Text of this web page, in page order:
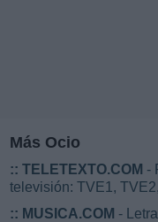
Más Ocio
:: TELETEXTO.COM -
televisión: TVE1,
:: MUSICA.COM -